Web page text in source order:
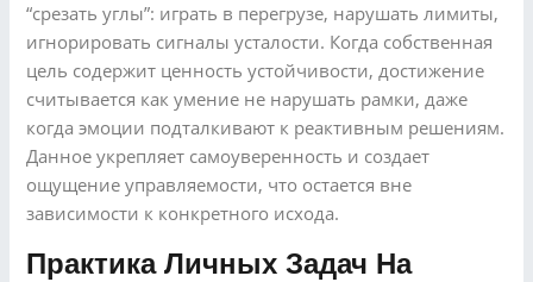
“срезать углы”: играть в перегрузе, нарушать лимиты,
игнорировать сигналы усталости. Когда собственная
цель содержит ценность устойчивости, достижение
считывается как умение не нарушать рамки, даже
когда эмоции подталкивают к реактивным решениям.
Данное укрепляет самоуверенность и создает
ощущение управляемости, что остается вне
зависимости к конкретного исхода.
Практика Личных Задач На